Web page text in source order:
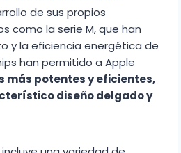
de sus propios
como la serie M, que han
y la eficiencia energética de
han permitido a Apple
más potentes y eficientes,
diseño delgado y